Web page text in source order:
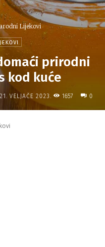
Lijekovi
prirodni
kod kuće
21. VELJAČE 2023. 1657 0